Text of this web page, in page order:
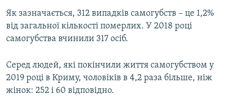
Як зазначається, 312 випадків самогубств – це 1,2%
від загальної кількості померлих. У 2018 році
самогубства вчинили 317 осіб.
Серед людей, які покінчили життя самогубством у
2019 році в Криму, чоловіків в 4,2 раза більше, ніж
жінок: 252 і 60 відповідно.